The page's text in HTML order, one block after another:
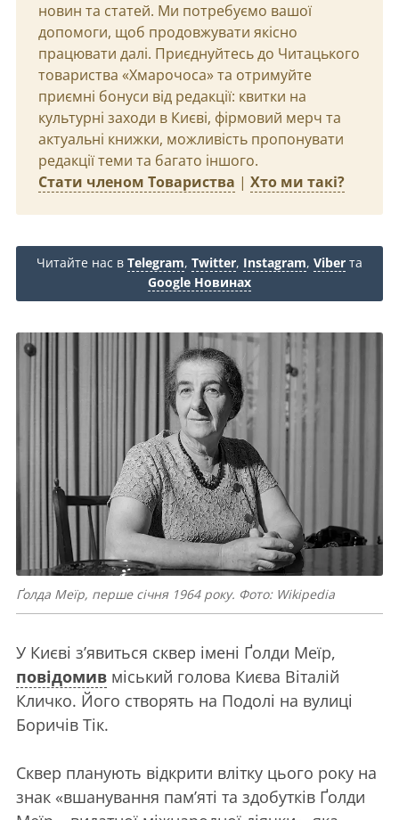
новин та статей. Ми потребуємо вашої
допомоги, щоб продовжувати якісно
працювати далі. Приєднуйтесь до Читацького
товариства «Хмарочоса» та отримуйте
приємні бонуси від редакції: квитки на
культурні заходи в Києві, фірмовий мерч та
актуальні книжки, можливість пропонувати
редакції теми та багато іншого.
Стати членом Товариства | Хто ми такі?
Читайте нас в Telegram, Twitter, Instagram, Viber та
Google Новинах
Ґолда Меїр, перше січня 1964 року. Фото: Wikipedia
У Києві зʼявиться сквер імені Ґолди Меїр,
повідомив міський голова Києва Віталій
Кличко. Його створять на Подолі на вулиці
Боричів Тік.
Сквер планують відкрити влітку цього року на
знак «вшанування памʼяті та здобутків Ґолди